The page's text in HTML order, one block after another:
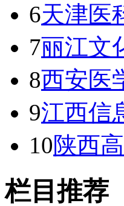
6天津医
7丽江文
8西安医
9江西信
10陕西
栏目推荐